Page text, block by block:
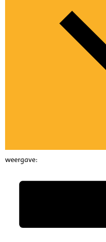
weergave: